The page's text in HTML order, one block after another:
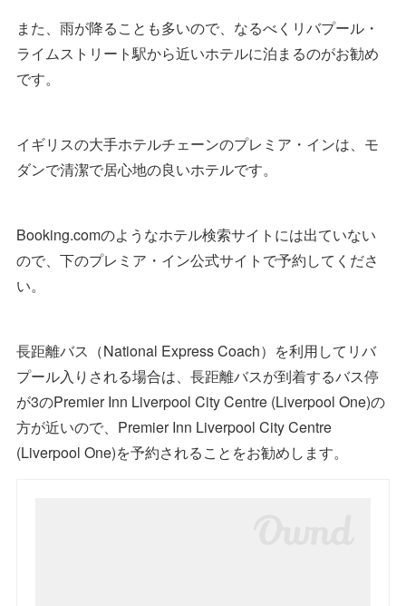
また、雨が降ることも多いので、なるべくリバプール・
ライムストリート駅から近いホテルに泊まるのがお勧め
です。
イギリスの大手ホテルチェーンのプレミア・インは、モ
ダンで清潔で居心地の良いホテルです。
Booking.comのようなホテル検索サイトには出ていない
ので、下のプレミア・イン公式サイトで予約してくださ
い。
長距離バス（National Express Coach）を利用してリバ
プール入りされる場合は、長距離バスが到着するバス停
が3のPremier Inn Liverpool City Centre (Liverpool One)の
方が近いので、Premier Inn Liverpool City Centre
(Liverpool One)を予約されることをお勧めします。